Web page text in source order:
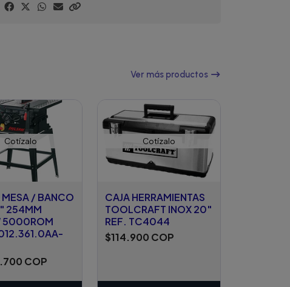
Ver más productos
Cotízalo
MESA / BANCO
254MM
5000ROM
COP
Cotízalo
CAJA HERRAMIENTAS
TOOLCRAFT INOX 20"
REF. TC4044
$114.900 COP